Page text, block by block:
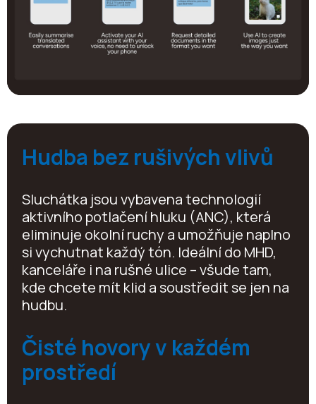
Hudba bez rušivých vlivů
Sluchátka jsou vybavena technologií
aktivního potlačení hluku (ANC), která
eliminuje okolní ruchy a umožňuje naplno
si vychutnat každý tón. Ideální do MHD,
kanceláře i na rušné ulice – všude tam,
kde chcete mít klid a soustředit se jen na
hudbu.
Čisté hovory v každém
prostředí